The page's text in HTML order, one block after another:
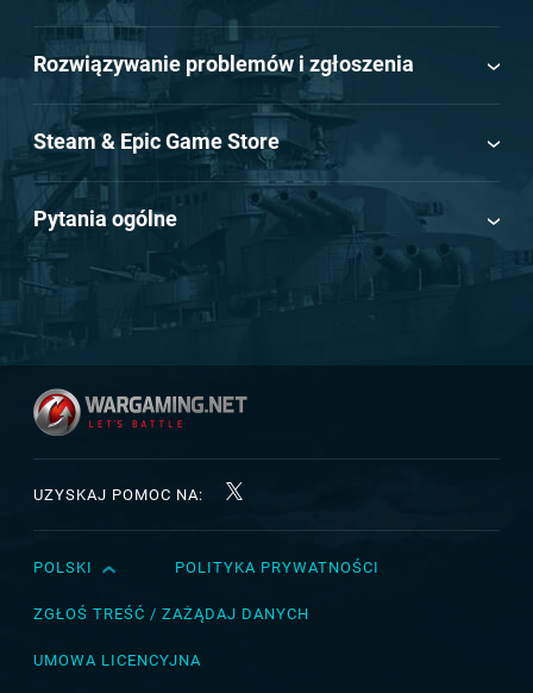
Rozwiązywanie problemów i zgłoszenia
Steam & Epic Game Store
Pytania ogólne
UZYSKAJ POMOC NA:
English
Čeština
POLSKI POLITYKA PRYWATNOŚCI
ZGŁOŚ TREŚĆ / ZAŻĄDAJ DANYCH
UMOWA LICENCYJNA